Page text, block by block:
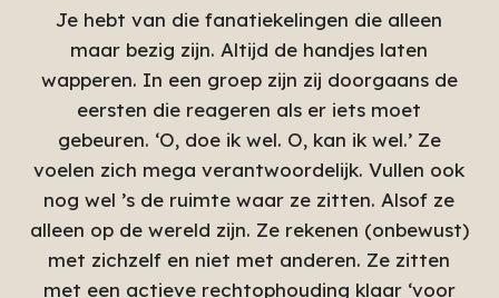
Je hebt van die fanatiekelingen die alleen
maar bezig zijn. Altijd de handjes laten
wapperen. In een groep zijn zij doorgaans de
eersten die reageren als er iets moet
gebeuren. ‘O, doe ik wel. O, kan ik wel.’ Ze
voelen zich mega verantwoordelijk. Vullen ook
nog wel ’s de ruimte waar ze zitten. Alsof ze
alleen op de wereld zijn. Ze rekenen (onbewust)
met zichzelf en niet met anderen. Ze zitten
met een actieve rechtophouding klaar ‘voor